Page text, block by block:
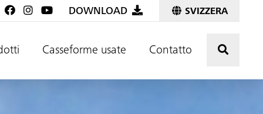
DOWNLOAD SVIZZERA
Casseforme usate Contatto